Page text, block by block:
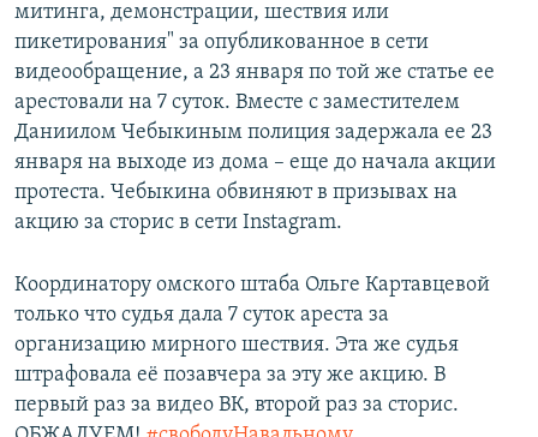
митинга, демонстрации, шествия или
пикетирования" за опубликованное в сети
видеообращение, а 23 января по той же статье ее
арестовали на 7 суток. Вместе с заместителем
Даниилом Чебыкиным полиция задержала ее 23
января на выходе из дома – еще до начала акции
протеста. Чебыкина обвиняют в призывах на
акцию за сторис в сети Instagram.
Координатору омского штаба Ольге Картавцевой
только что судья дала 7 суток ареста за
организацию мирного шествия. Эта же судья
штрафовала её позавчера за эту же акцию. В
первый раз за видео ВК, второй раз за сторис.